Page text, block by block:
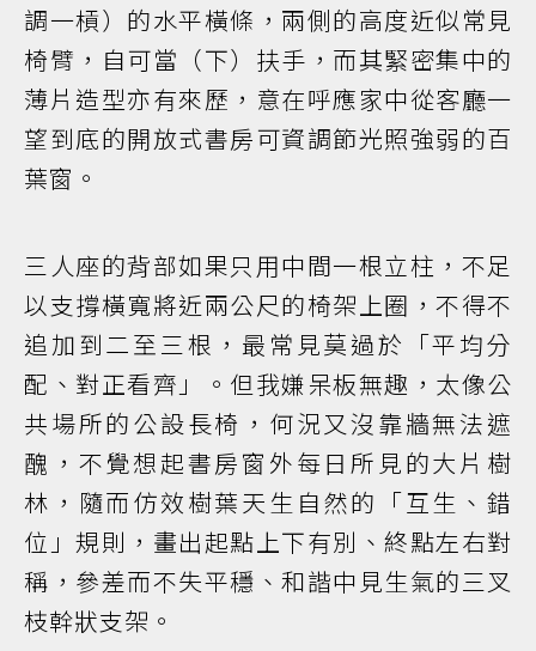
調一槓）的水平橫條，兩側的高度近似常見
椅臂，自可當（下）扶手，而其緊密集中的
薄片造型亦有來歷，意在呼應家中從客廳一
望到底的開放式書房可資調節光照強弱的百
葉窗。
三人座的背部如果只用中間一根立柱，不足
以支撐橫寬將近兩公尺的椅架上圈，不得不
追加到二至三根，最常見莫過於「平均分
配、對正看齊」。但我嫌呆板無趣，太像公
共場所的公設長椅，何況又沒靠牆無法遮
醜，不覺想起書房窗外每日所見的大片樹
林，隨而仿效樹葉天生自然的「互生、錯
位」規則，畫出起點上下有別、終點左右對
稱，參差而不失平穩、和諧中見生氣的三叉
枝幹狀支架。